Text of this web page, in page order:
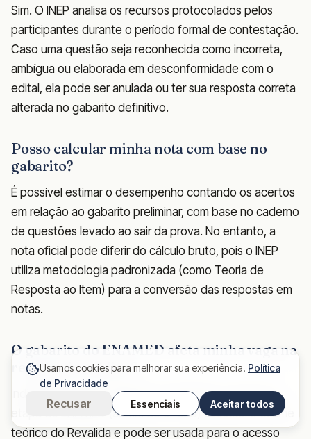
Sim. O INEP analisa os recursos protocolados pelos
participantes durante o período formal de contestação.
Caso uma questão seja reconhecida como incorreta,
ambígua ou elaborada em desconformidade com o
edital, ela pode ser anulada ou ter sua resposta correta
alterada no gabarito definitivo.
Posso calcular minha nota com base no
gabarito?
É possível estimar o desempenho contando os acertos
em relação ao gabarito preliminar, com base no caderno
de questões levado ao sair da prova. No entanto, a
nota oficial pode diferir do cálculo bruto, pois o INEP
utiliza metodologia padronizada (como Teoria de
Resposta ao Item) para a conversão das respostas em
notas.
O gabarito do ENAMED afeta minha vaga na
residência médica?
Indiretamente, sim. Pela MP 1.370/2026, a nota da 2ª
etapa do ENAMED (ao fim do 6º ano) substitui o exame
teórico do Revalida e pode ser usada para o acesso
Usamos cookies para melhorar sua experiência. Política
de Privacidade
Recusar Essenciais Aceitar todos